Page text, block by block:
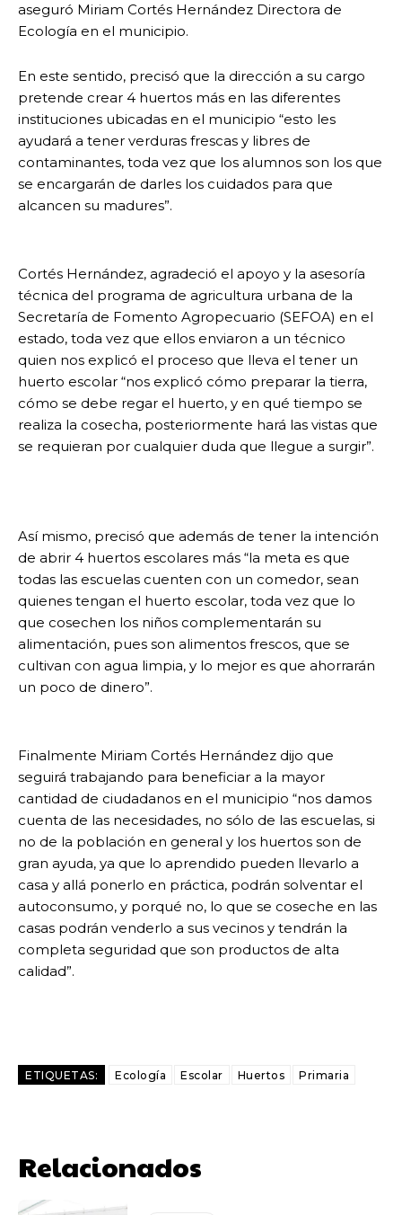
aseguró Miriam Cortés Hernández Directora de
Ecología en el municipio.
En este sentido, precisó que la dirección a su cargo
pretende crear 4 huertos más en las diferentes
instituciones ubicadas en el municipio “esto les
ayudará a tener verduras frescas y libres de
contaminantes, toda vez que los alumnos son los que
se encargarán de darles los cuidados para que
alcancen su madures”.
Cortés Hernández, agradeció el apoyo y la asesoría
técnica del programa de agricultura urbana de la
Secretaría de Fomento Agropecuario (SEFOA) en el
estado, toda vez que ellos enviaron a un técnico
quien nos explicó el proceso que lleva el tener un
huerto escolar “nos explicó cómo preparar la tierra,
cómo se debe regar el huerto, y en qué tiempo se
realiza la cosecha, posteriormente hará las vistas que
se requieran por cualquier duda que llegue a surgir”.
Así mismo, precisó que además de tener la intención
de abrir 4 huertos escolares más “la meta es que
todas las escuelas cuenten con un comedor, sean
quienes tengan el huerto escolar, toda vez que lo
que cosechen los niños complementarán su
alimentación, pues son alimentos frescos, que se
cultivan con agua limpia, y lo mejor es que ahorrarán
un poco de dinero”.
Finalmente Miriam Cortés Hernández dijo que
seguirá trabajando para beneficiar a la mayor
cantidad de ciudadanos en el municipio “nos damos
cuenta de las necesidades, no sólo de las escuelas, si
no de la población en general y los huertos son de
gran ayuda, ya que lo aprendido pueden llevarlo a
casa y allá ponerlo en práctica, podrán solventar el
autoconsumo, y porqué no, lo que se coseche en las
casas podrán venderlo a sus vecinos y tendrán la
completa seguridad que son productos de alta
calidad”.
ETIQUETAS: Ecología Escolar Huertos Primaria
Relacionados